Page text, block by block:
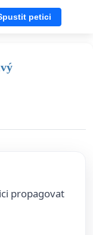
petici
propagovat